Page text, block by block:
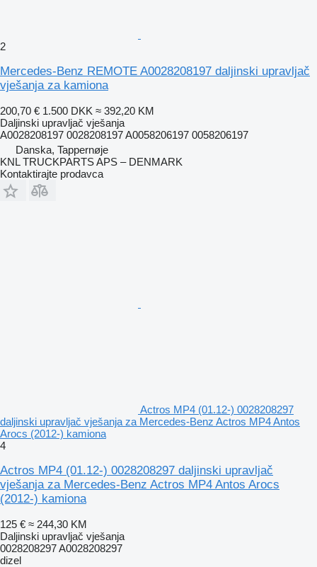
2
Mercedes-Benz REMOTE A0028208197 daljinski upravljač
vješanja za kamiona
200,70 € 1.500 DKK ≈ 392,20 KM
Daljinski upravljač vješanja
A0028208197 0028208197 A0058206197 0058206197
Danska, Tappernøje
KNL TRUCKPARTS APS – DENMARK
Kontaktirajte prodavca
Actros MP4 (01.12-) 0028208297
daljinski upravljač vješanja za Mercedes-Benz Actros MP4 Antos
Arocs (2012-) kamiona
4
Actros MP4 (01.12-) 0028208297 daljinski upravljač
vješanja za Mercedes-Benz Actros MP4 Antos Arocs
(2012-) kamiona
125 € ≈ 244,30 KM
Daljinski upravljač vješanja
0028208297 A0028208297
dizel